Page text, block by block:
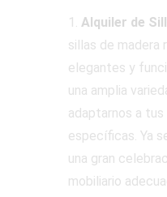
1. Alquiler de
sillas de madera
elegantes y
una amplia
adaptarnos a
específicas. Ya
una gran
mobiliario